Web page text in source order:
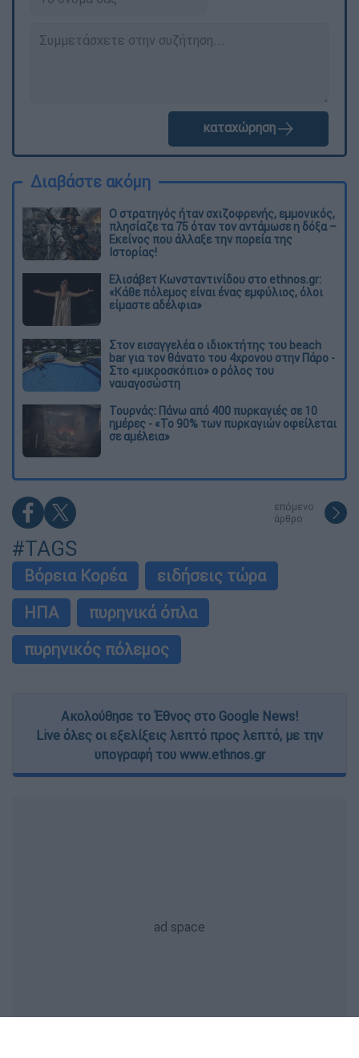
καταχώρηση
Διαβάστε ακόμη
O στρατηγός ήταν σχιζοφρενής, εμμονικός,
πλησίαζε τα 75 όταν τον αντάμωσε η δόξα –
Εκείνος που άλλαξε την πορεία της
Ιστορίας!
Ελισάβετ Κωνσταντινίδου στο ethnos.gr:
«Κάθε πόλεμος είναι ένας εμφύλιος, όλοι
είμαστε αδέλφια»
Στον εισαγγελέα ο ιδιοκτήτης του beach
bar για τον θάνατο του 4χρονου στην Πάρο -
Στο «μικροσκόπιο» ο ρόλος του
ναυαγοσώστη
Τουρνάς: Πάνω από 400 πυρκαγιές σε 10
ημέρες - «Το 90% των πυρκαγιών οφείλεται
σε αμέλεια»
επόμενο
άρθρο
#TAGS
Βόρεια Κορέα
ειδήσεις τώρα
ΗΠΑ
πυρηνικά όπλα
πυρηνικός πόλεμος
Ακολούθησε το Έθνος στο Google News!
Live όλες οι εξελίξεις λεπτό προς λεπτό, με την
υπογραφή του www.ethnos.gr